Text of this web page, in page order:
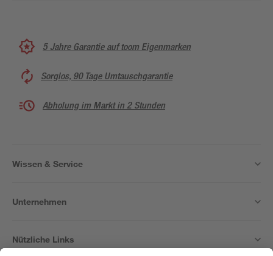
5 Jahre Garantie auf toom Eigenmarken
Sorglos, 90 Tage Umtauschgarantie
Abholung im Markt in 2 Stunden
Wissen & Service
Unternehmen
Nützliche Links